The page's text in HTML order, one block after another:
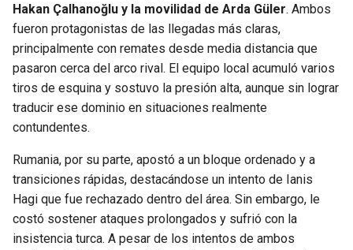
Hakan Çalhanoğlu y la movilidad de Arda Güler. Ambos
fueron protagonistas de las llegadas más claras,
principalmente con remates desde media distancia que
pasaron cerca del arco rival. El equipo local acumuló varios
tiros de esquina y sostuvo la presión alta, aunque sin lograr
traducir ese dominio en situaciones realmente
contundentes.
Rumania, por su parte, apostó a un bloque ordenado y a
transiciones rápidas, destacándose un intento de Ianis
Hagi que fue rechazado dentro del área. Sin embargo, le
costó sostener ataques prolongados y sufrió con la
insistencia turca. A pesar de los intentos de ambos